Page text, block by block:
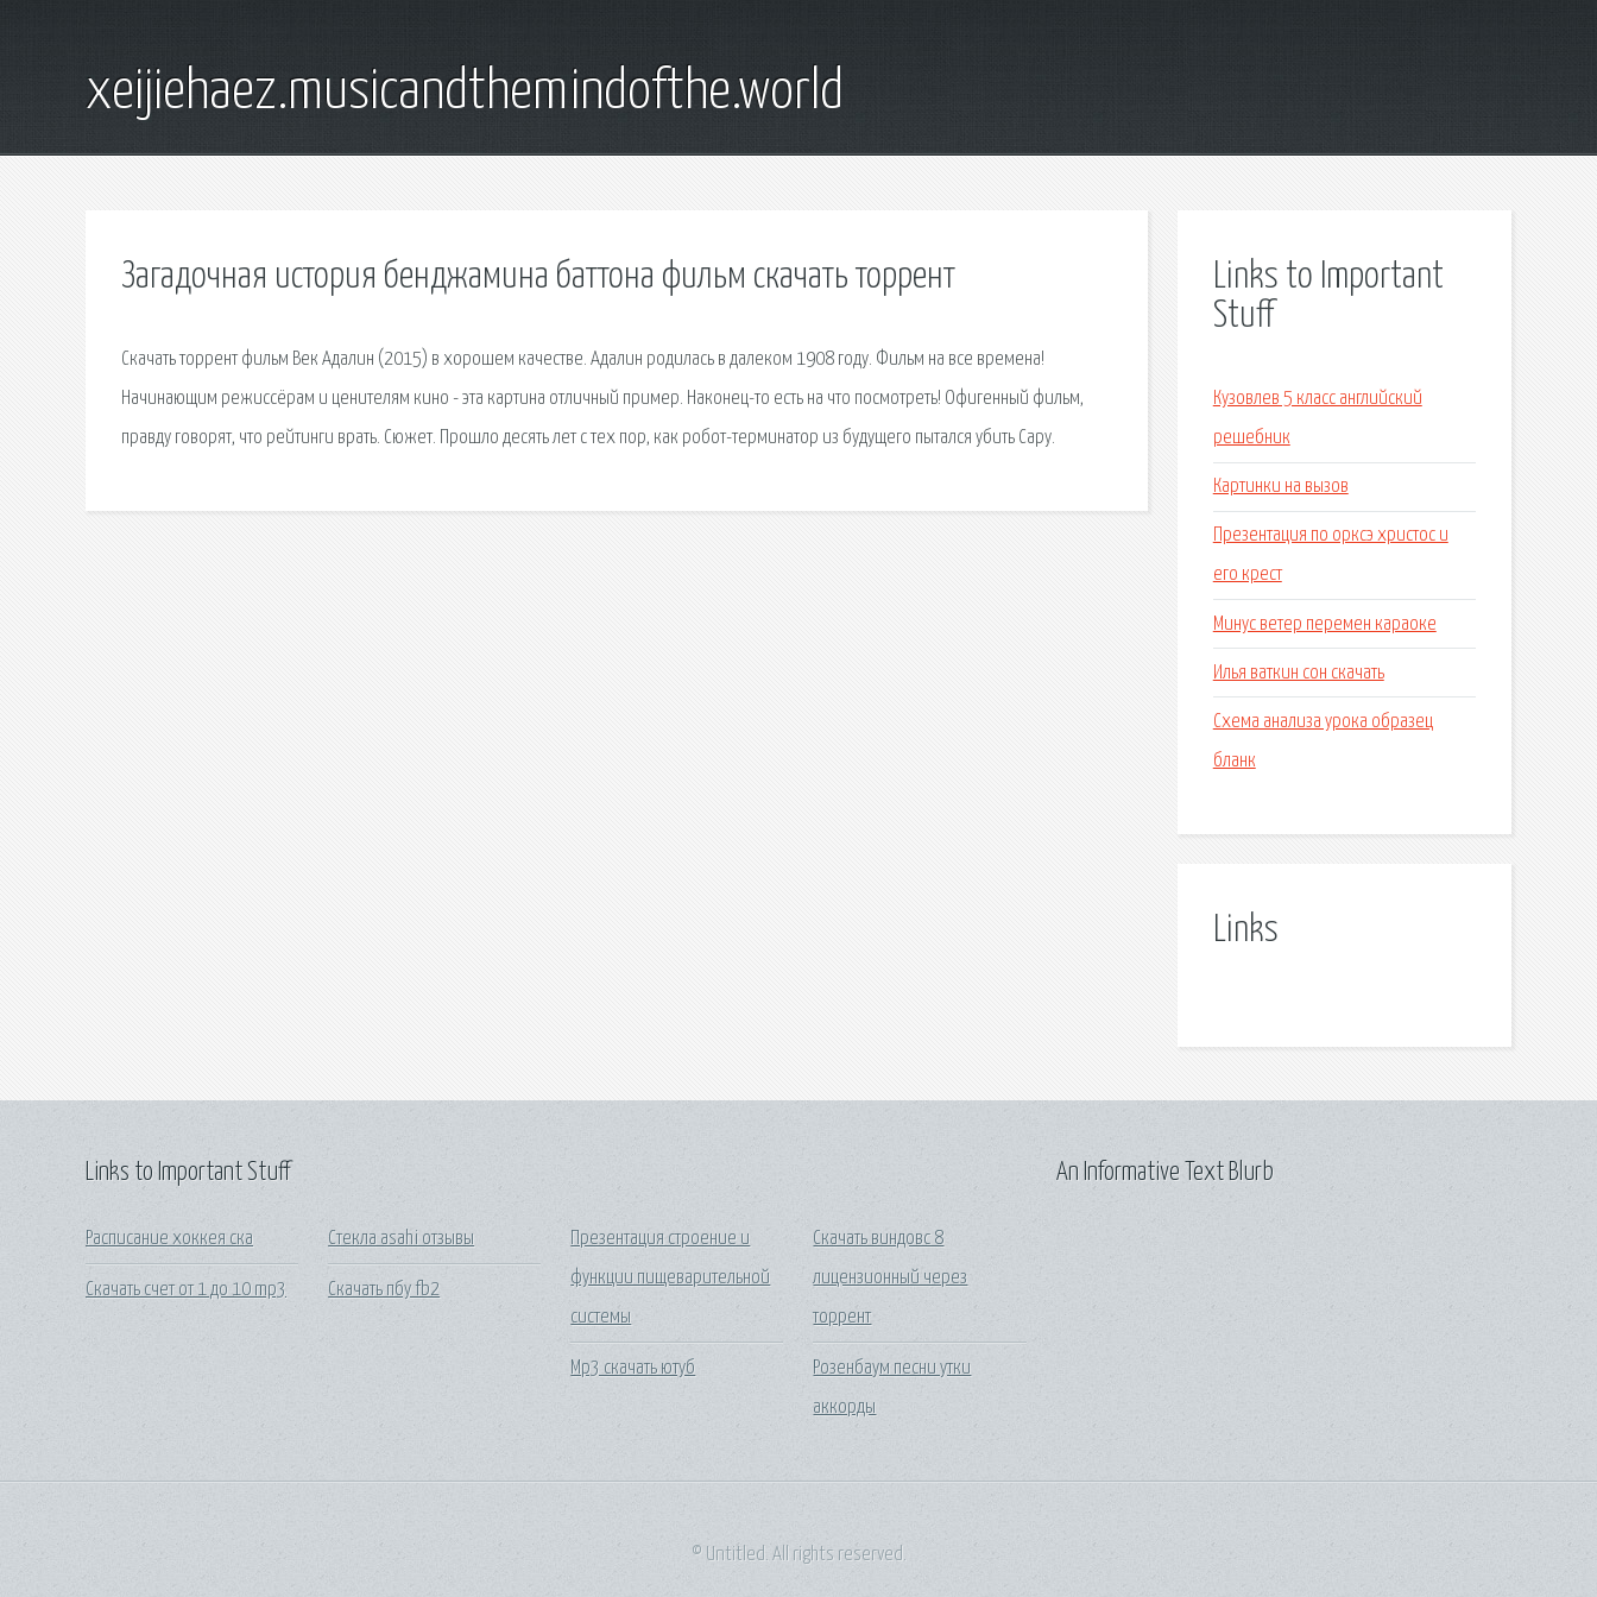
xeijiehaez.musicandthemindofthe.world
Загадочная история бенджамина баттона фильм скачать торрент
Скачать торрент фильм Век Адалин (2015) в хорошем качестве. Адалин родилась в далеком 1908 году. Фильм на все времена!
Начинающим режиссёрам и ценителям кино - эта картина отличный пример. Наконец-то есть на что посмотреть! Офигенный фильм,
правду говорят, что рейтинги врать. Сюжет. Прошло десять лет с тех пор, как робот-терминатор из будущего пытался убить Сару.
Links to Important
Stuff
Кузовлев 5 класс английский
решебник
Картинки на вызов
Презентация по орксэ христос и
его крест
Минус ветер перемен караоке
Илья ваткин сон скачать
Схема анализа урока образец
бланк
Links
Links to Important Stuff
Расписание хоккея ска
Скачать счет от 1 до 10 mp3
Стекла asahi отзывы
Скачать пбу fb2
Презентация строение и
функции пищеварительной
системы
Mp3 скачать ютуб
Скачать виндовс 8
лицензионный через
торрент
Розенбаум песни утки
аккорды
An Informative Text Blurb
© Untitled. All rights reserved.